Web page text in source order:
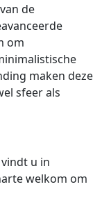
de
om
maken deze
sfeer als
u in
welkom om